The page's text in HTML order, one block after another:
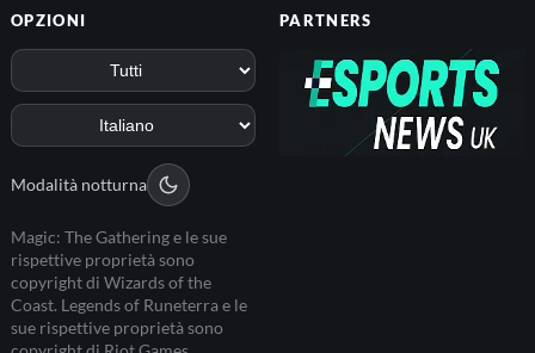
OPZIONI
Modalità notturna
Magic: The Gathering e le sue
rispettive proprietà sono
copyright di Wizards of the
Coast. Legends of Runeterra e le
sue rispettive proprietà sono
copyright di Riot Games.
PARTNERS